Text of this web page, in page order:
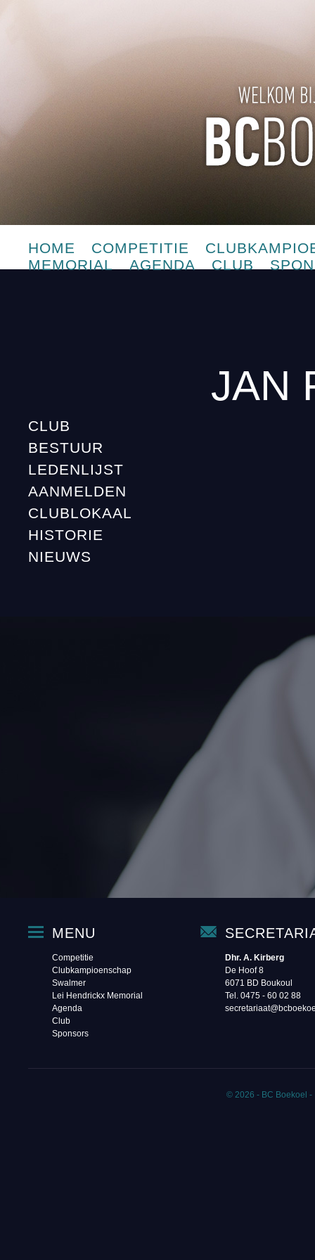
HOME COMPETITIE
MEMORIAL
AGENDA CLUB
CLUB
BESTUUR
LEDENLIJST
AANMELDEN
CLUBLOKAAL
HISTORIE
NIEUWS
JAN
MENU
Competitie
Clubkampioenschap
Swalmer
Lei Hendrickx Memorial
Agenda
Club
Sponsors
Dhr. A. Kirberg
De Hoof 8
6071 BD Boukoul
Tel. 0475 - 60 02 88‬
© 2026 - BC Boekoel